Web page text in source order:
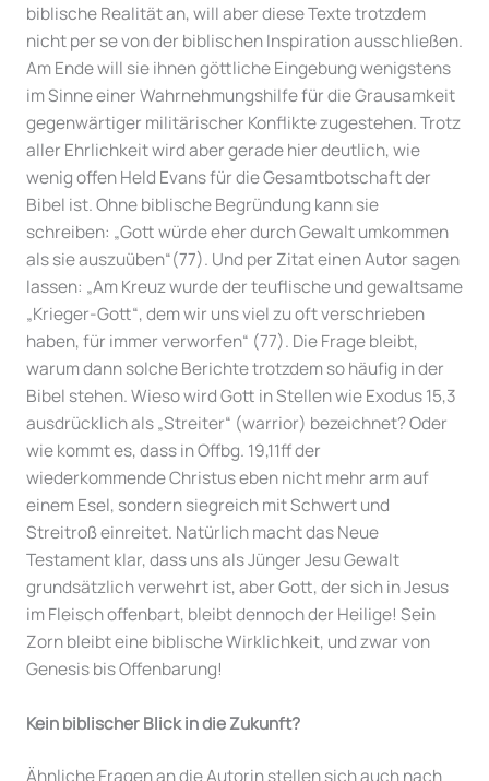
biblische Realität an, will aber diese Texte trotzdem
nicht per se von der biblischen Inspiration ausschließen.
Am Ende will sie ihnen göttliche Eingebung wenigstens
im Sinne einer Wahrnehmungshilfe für die Grausamkeit
gegenwärtiger militärischer Konflikte zugestehen. Trotz
aller Ehrlichkeit wird aber gerade hier deutlich, wie
wenig offen Held Evans für die Gesamtbotschaft der
Bibel ist. Ohne biblische Begründung kann sie
schreiben: „Gott würde eher durch Gewalt umkommen
als sie auszuüben“(77). Und per Zitat einen Autor sagen
lassen: „Am Kreuz wurde der teuflische und gewaltsame
„Krieger-Gott“, dem wir uns viel zu oft verschrieben
haben, für immer verworfen“ (77). Die Frage bleibt,
warum dann solche Berichte trotzdem so häufig in der
Bibel stehen. Wieso wird Gott in Stellen wie Exodus 15,3
ausdrücklich als „Streiter“ (warrior) bezeichnet? Oder
wie kommt es, dass in Offbg. 19,11ff der
wiederkommende Christus eben nicht mehr arm auf
einem Esel, sondern siegreich mit Schwert und
Streitroß einreitet. Natürlich macht das Neue
Testament klar, dass uns als Jünger Jesu Gewalt
grundsätzlich verwehrt ist, aber Gott, der sich in Jesus
im Fleisch offenbart, bleibt dennoch der Heilige! Sein
Zorn bleibt eine biblische Wirklichkeit, und zwar von
Genesis bis Offenbarung!
Kein biblischer Blick in die Zukunft?
Ähnliche Fragen an die Autorin stellen sich auch nach